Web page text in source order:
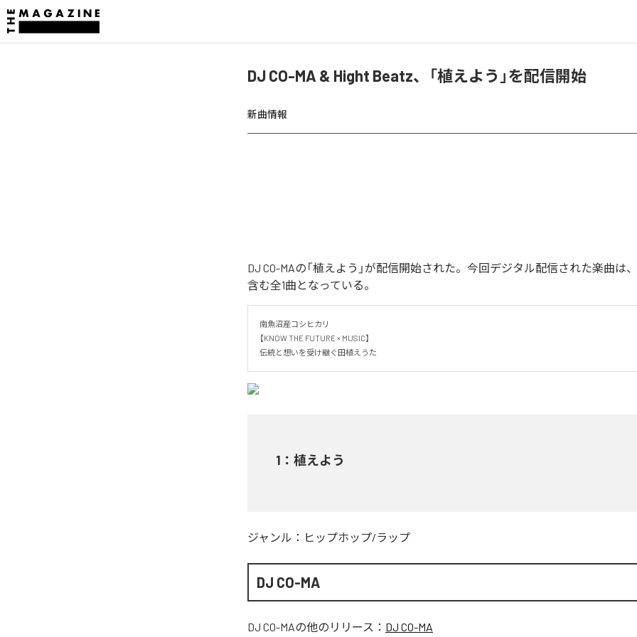
DJ CO-MA & Hight Beatz、「植えよう」を配信開始
新曲情報
DJ CO-MAの「植えよう」が配信開始された。今回デジタル配信された楽曲は、
含む全1曲となっている。
南魚沼産コシヒカリ
【KNOW THE FUTURE × MUSIC】
伝統と想いを受け継ぐ田植えうた
1 ： 植えよう
ジャンル： ヒップホップ/ラップ
DJ CO-MA
DJ CO-MAの他のリリース： DJ CO-MA